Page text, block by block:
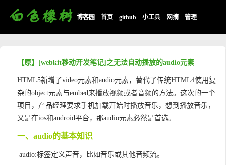
博客园 首页 github 小工具 网摘 管理
【原】[webkit移动开发笔记]之无法自动播放的audio元素
HTML5新增了video元素和audio元素，替代了传统HTML4使用复
杂的object元素与embed来播放视频或者音频的方法。这次的一个
项目，产品经理要求手机加载开始时播放音乐，想到播放音乐，
又是在ios和android平台，那audio元素必然是首选。
一、audio的基本知识
audio:标签定义声音，比如音乐或其他音频流。